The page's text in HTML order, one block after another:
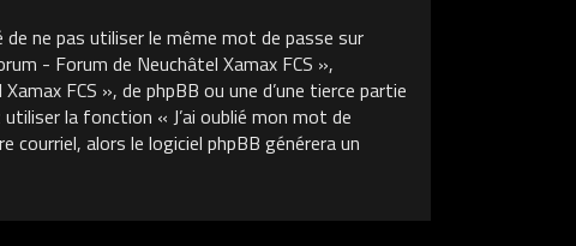
ne pas utiliser le même mot de passe sur
- Forum de Neuchâtel Xamax FCS »,
FCS », de phpBB ou une d’une tierce partie
la fonction « J’ai oublié mon mot de
alors le logiciel phpBB générera un